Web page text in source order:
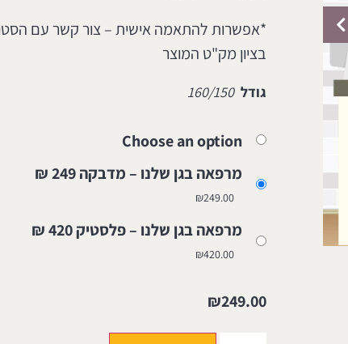
בציון מק"ט המוצר
גודל 160/150
Choose an option
מרפאה בגן שלנו – מדבקה 249 ₪
₪249.00
מרפאה בגן שלנו – פלסטיק 420 ₪
₪420.00
₪249.00